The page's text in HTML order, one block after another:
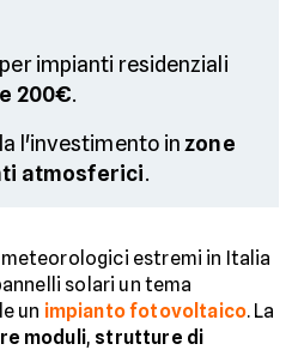
impianti residenziali
200€.
l'investimento in zone
atmosferici.
estremi in Italia
solari un tema
un impianto fotovoltaico. La
moduli, strutture di